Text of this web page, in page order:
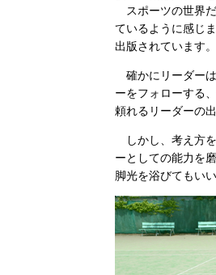
スポーツの世界
ているように感じ
出版されています。
確かにリーダー
ーをフォローする
頼れるリーダーの
しかし、考え方を
ーとしての能力を
脚光を浴びてもい